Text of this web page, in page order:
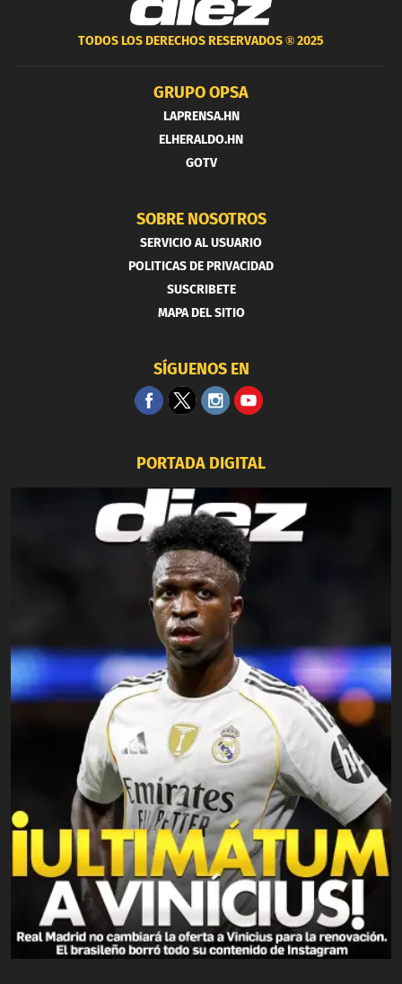
TODOS LOS DERECHOS RESERVADOS ®2025
GRUPO OPSA
LAPRENSA.HN
ELHERALDO.HN
GOTV
SOBRE NOSOTROS
SERVICIO AL USUARIO
POLITICAS DE PRIVACIDAD
SUSCRIBETE
MAPA DEL SITIO
SÍGUENOS EN
PORTADA DIGITAL